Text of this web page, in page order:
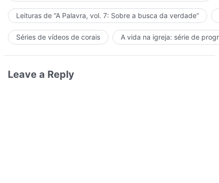
Leituras de “A Palavra, vol. 7: Sobre a busca da verdade”
Séries de vídeos de corais A vida na igreja: série de
Leave a Reply